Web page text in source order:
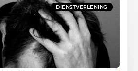
DIENSTVERLENING